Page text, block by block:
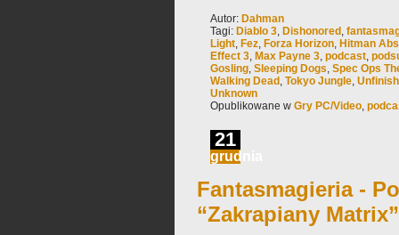
Autor: Dahman
Tagi: Diablo 3, Dishonored ,
Light, Fez, Forza Horizon, Hitman
Effect 3, Max Payne 3, podcast,
Gosling, Sleeping Dogs, Spec Ops
Walking Dead , Tokyo Jungle,
Unknown
Opublikowane w Gry PC/Video,
21
grudnia
Fantasmagieria -
“Zakrapiany Matrix”